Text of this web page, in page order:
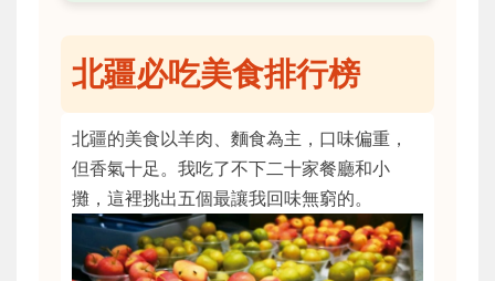
北疆必吃美食排行榜
北疆的美食以羊肉、麵食為主，口味偏重，
但香氣十足。我吃了不下二十家餐廳和小
攤，這裡挑出五個最讓我回味無窮的。